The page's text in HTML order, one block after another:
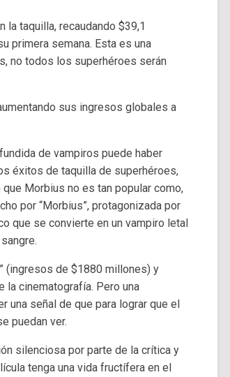
la taquilla, recaudando $39,1
primera semana. Esta es una
no todos los superhéroes serán
sus ingresos globales a
de vampiros puede haber
éxitos de taquilla de superhéroes,
Morbius no es tan popular como,
por “Morbius”, protagonizada por
que se convierte en un vampiro letal
(ingresos de $1880 millones) y
la cinematografía. Pero una
una señal de que para lograr que el
puedan ver.
silenciosa por parte de la crítica y
tenga una vida fructífera en el